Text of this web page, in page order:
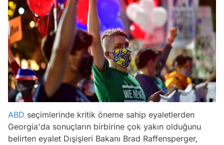
ABD seçimlerinde kritik öneme sahip eyaletlerden
Georgia'da sonuçların birbirine çok yakın olduğunu
belirten eyalet Dışişleri Bakanı Brad Raffensperger,